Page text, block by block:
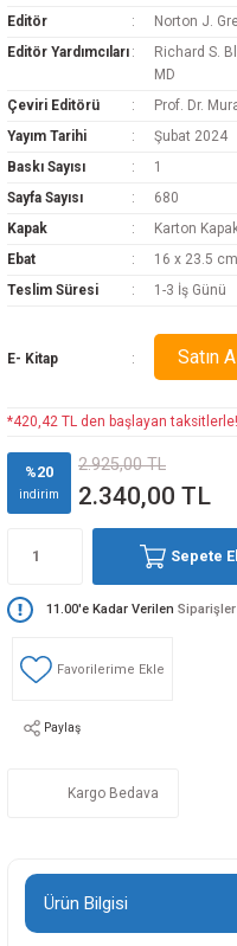
Editör
Norton J.
Editör Yardımcıları
Richard S.
MD
Çeviri Editörü
Prof. Dr.
Yayım Tarihi
Şubat 2024
Baskı Sayısı
1
Sayfa Sayısı
680
Kapak
Karton
Ebat
16 x 23.5 cm
Teslim Süresi
1-3 İş Günü
E- Kitap Satın
*420,42 TL den başlayan taksitlerle!
%20
indirim
2.925,00 TL
2.340,00 TL
Sepete
11.00'e Kadar Verilen Siparişler
Paylaş
Kargo Bedava
Ürün Bilgisi